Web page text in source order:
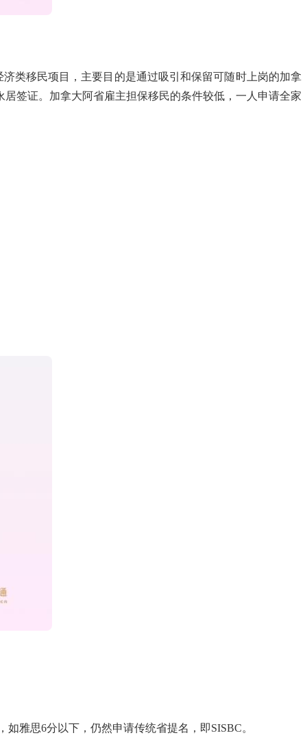
类移民项目，主要目的是通过吸引和保留可随时上岗的加拿
签证。加拿大阿省雇主担保移民的条件较低，一人申请全家
雅思6分以下，仍然申请传统省提名，即SISBC。